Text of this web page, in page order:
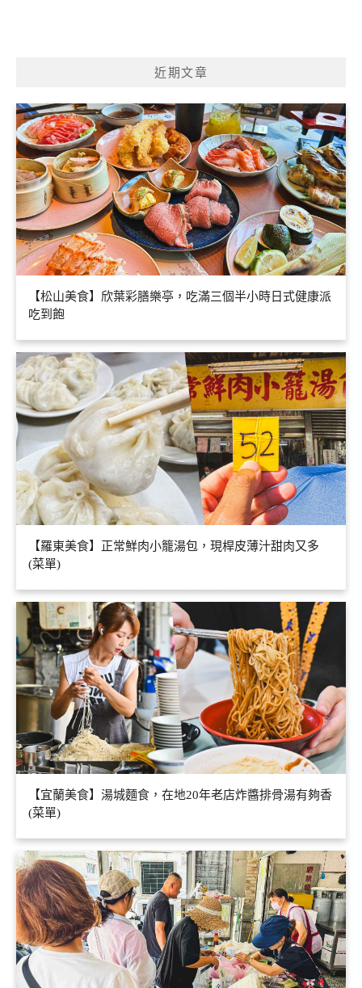
近期文章
【松山美食】欣葉彩膳樂亭，吃滿三個半小時日式健康派
吃到飽
【羅東美食】正常鮮肉小籠湯包，現桿皮薄汁甜肉又多
(菜單)
【宜蘭美食】湯城麵食，在地20年老店炸醬排骨湯有夠香
(菜單)